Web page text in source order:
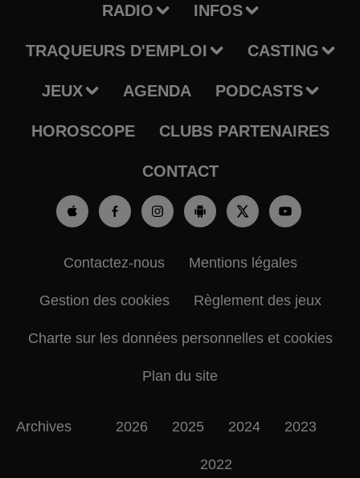
RADIO INFOS
TRAQUEURS D'EMPLOI CASTING
JEUX AGENDA PODCASTS
HOROSCOPE CLUBS PARTENAIRES
CONTACT
Contactez-nous Mentions légales
Gestion des cookies Règlement des jeux
Charte sur les données personnelles et cookies
Plan du site
Archives 2026 2025 2024 2023
2022